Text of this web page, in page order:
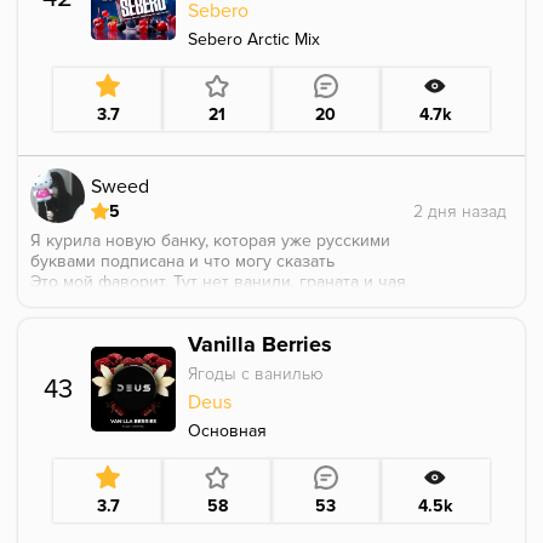
Вообщем 50/50 и советую и не советую
Ваниль довольно блеклая и на рынке есть куча
Sebero
Sebero Arctic Mix
3.7 21 20 4.7k
Sweed
5
Я курила новую банку, которая уже русскими
буквами подписана и что могу сказать
Это мой фаворит. Тут нет ванили, граната и чая,
она составила компанию тебе вечером. И это
потрясающе
43
Vanilla Berries
Ягоды с ванилью
Deus
Основная
3.7 58 53 4.5k